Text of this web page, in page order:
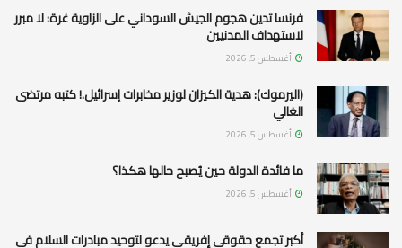
فرنسا تدين هجوم الجيش السوداني على الزاوية غرة: لا مبرر
لاستهداف المدنيين
أغسطس 5, 2026
(اليرموك): هدية الكيزان لوزير مخابرات إسرائيل.! كتبه مرتضى
الغالي
أغسطس 5, 2026
ما فائدة الدولة حين يُصبح حالها هكذا؟
أغسطس 5, 2026
أكبر تجمع حقوقي إفريقي يدعو لتوحيد مبادرات السلام في